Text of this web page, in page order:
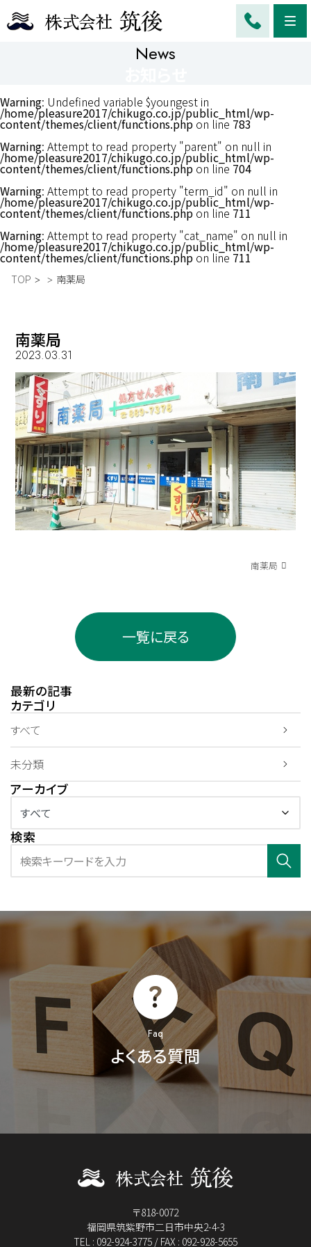
News
Warning: Undefined variable $youngest in
/home/pleasure2017/chikugo.co.jp/public_html/wp-
content/themes/client/functions.php on line 783
Warning: Attempt to read property "parent" on null in
/home/pleasure2017/chikugo.co.jp/public_html/wp-
content/themes/client/functions.php on line 704
Warning: Attempt to read property "term_id" on null in
/home/pleasure2017/chikugo.co.jp/public_html/wp-
content/themes/client/functions.php on line 711
Warning: Attempt to read property "cat_name" on null in
/home/pleasure2017/chikugo.co.jp/public_html/wp-
content/themes/client/functions.php on line 711
TOP 南薬局
南薬局
2023.03.31
南薬局
一覧に戻る
最新の記事
カテゴリ
すべて
未分類
アーカイブ
検索
Faq
よくある質問
〒818-0072
福岡県筑紫野市二日市中央2-4-3
TEL : 092-924-3775 / FAX : 092-928-5655